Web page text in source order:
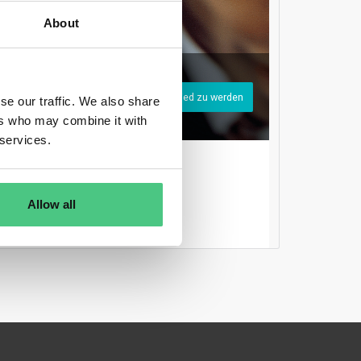
About
our traffic. We also share
who may combine it with
Allow all
Sie sich, um osapeers-Mitglied zu werden
Anmelden